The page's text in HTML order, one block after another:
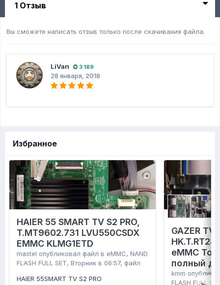
1 Отзыв
Вы сможете написать отзыв только после скачивания файла.
LiVan 3 189
28 января, 2018
Избранное
HAIER 55 SMART TV S2 PRO,
T.MT9602.731 LVU550CSDX
EMMC KLMG1ETD
mastel опубликовал файл в eMMC, NAND
FLASH FULL SET, Вторник в 06:57, файл
HAIER 55SMART TV S2 PRO
GAZER
eMMC
полный
kmm
FLASH FULL